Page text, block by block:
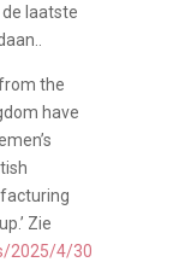
laatste
the
have
Zie
2025/4/30